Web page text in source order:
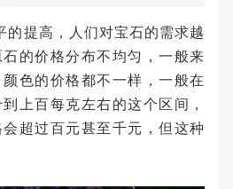
的提高，人们对宝石的需求越
的价格分布不均匀，一般来
色的价格都不一样，一般在
上百每克左右的这个区间，
超过百元甚至千元，但这种